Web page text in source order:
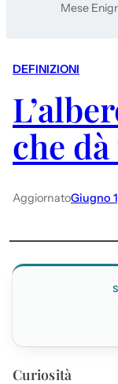
Mese
DEFINIZIONI
che
AggiornatoGiugno
Curiosità